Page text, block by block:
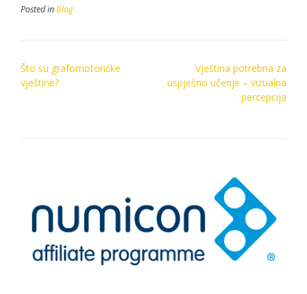
Posted inBlog
Post
navigation
Što su grafomotoričke
vještine?
Vještina potrebna za
uspješno učenje – vizualna
percepcija